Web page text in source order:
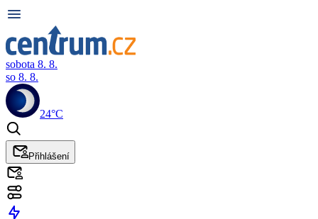
sobota 8. 8.
so 8. 8.
24°C
Přihlášení